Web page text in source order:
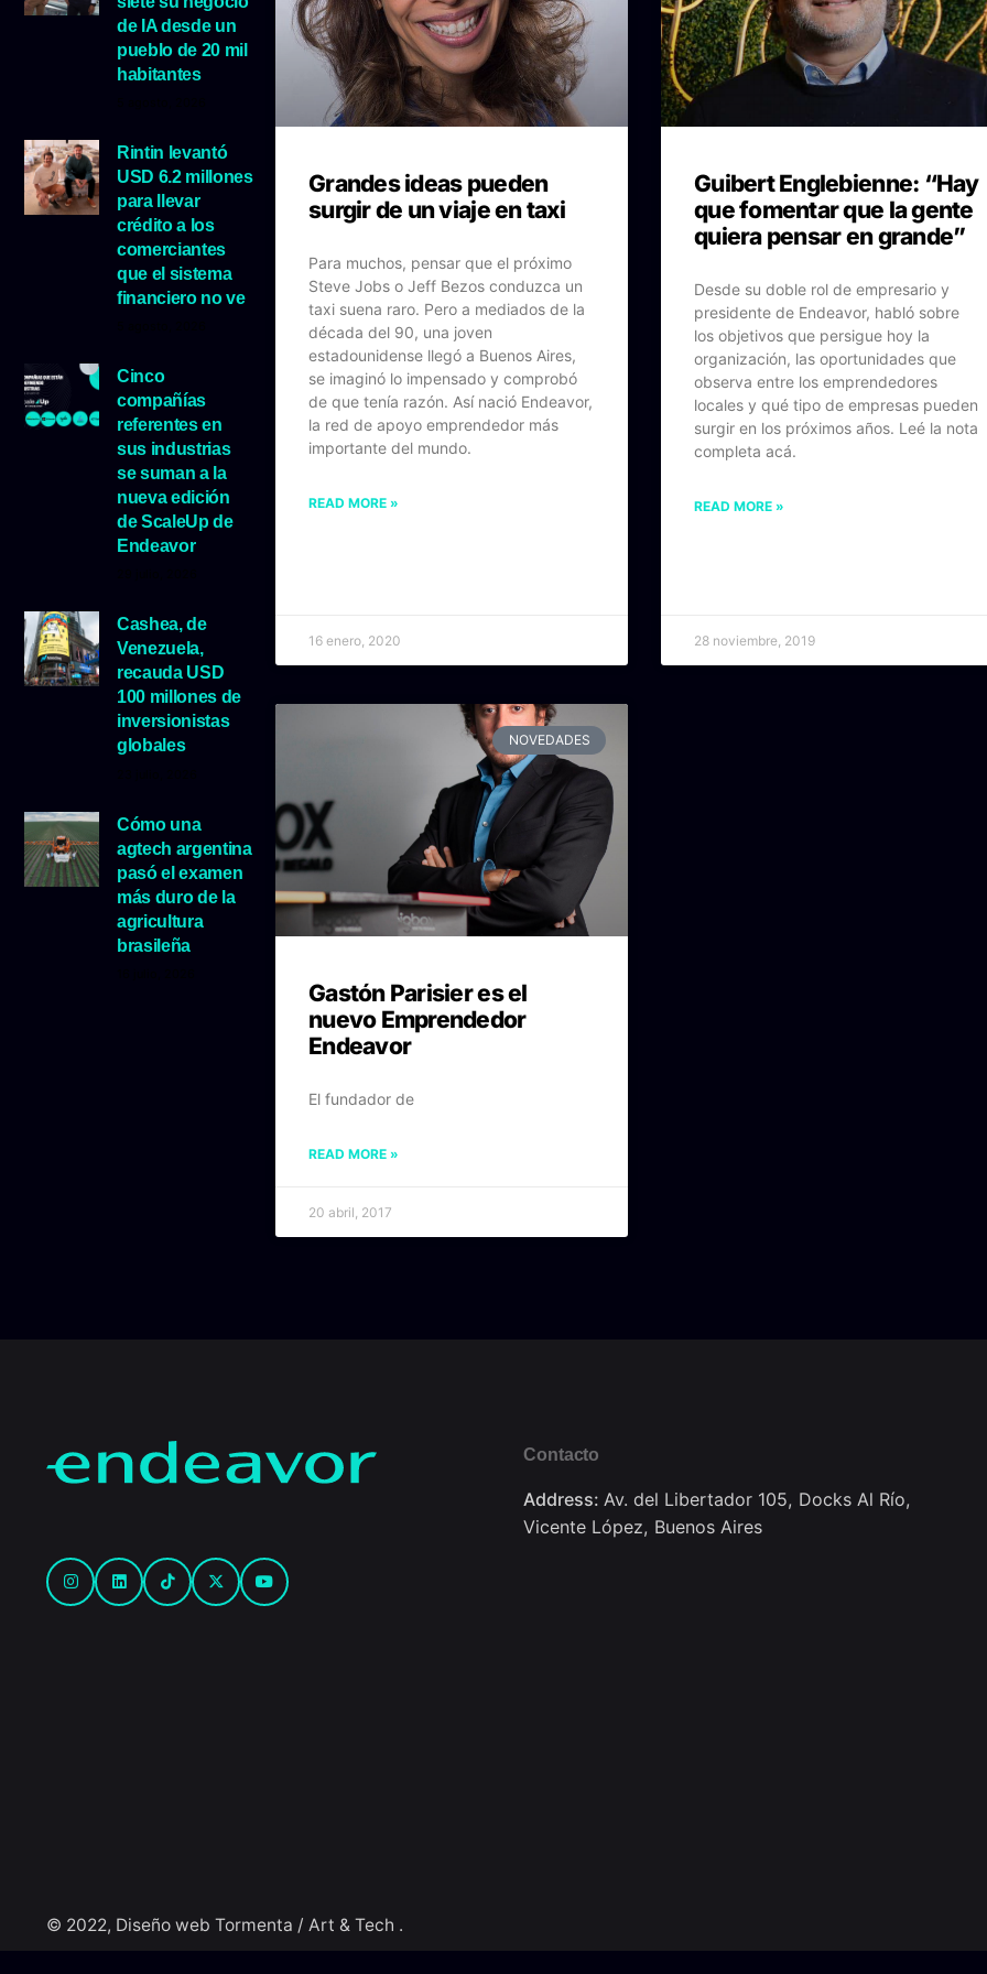
de IA desde un
pueblo de 20 mil
habitantes
Rintin levantó
USD 6.2 millones
para llevar
crédito a los
comerciantes
que el sistema
financiero no ve
Cinco
compañías
referentes en
sus industrias
se suman a la
nueva edición
de ScaleUp de
Endeavor
Cashea, de
Venezuela,
recauda USD
100 millones de
inversionistas
globales
Cómo una
agtech argentina
pasó el examen
más duro de la
agricultura
brasileña
Grandes ideas pueden
surgir de un viaje en taxi
Para muchos, pensar que el próximo
Steve Jobs o Jeff Bezos conduzca un
taxi suena raro. Pero a mediados de la
década del 90, una joven
estadounidense llegó a Buenos Aires,
se imaginó lo impensado y comprobó
de que tenía razón. Así nació Endeavor,
la red de apoyo emprendedor más
importante del mundo.
READ MORE »
16 enero, 2020
Guibert Englebienne: “Hay
que fomentar que la gente
quiera pensar en grande”
Desde su doble rol de empresario y
presidente de Endeavor, habló sobre
los objetivos que persigue hoy la
organización, las oportunidades que
observa entre los emprendedores
locales y qué tipo de empresas pueden
surgir en los próximos años. Leé la nota
completa acá.
READ MORE »
28 noviembre, 2019
NOVEDADES
Gastón Parisier es el
nuevo Emprendedor
Endeavor
El fundador de
READ MORE »
20 abril, 2017
Contacto
Address:Av. del Libertador 105, Docks Al Río,
Vicente López, Buenos Aires
© 2022, Diseño web Tormenta / Art & Tech .